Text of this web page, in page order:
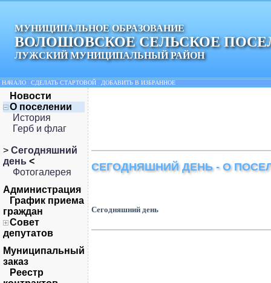
МУНИЦИПАЛЬНОЕ ОБРАЗОВАНИЕ
ВОЛОШОВСКОЕ СЕЛЬСКОЕ
ЛУЖСКИЙ МУНИЦИПАЛЬНЫЙ РАЙОН
НАЧАЛО СДЕЛАТЬ СТАРТОВОЙ ДОБАВИТЬ В ИЗБРАННОЕ
Новости
О поселении
История
Герб и флаг
> Сегодняшний
день <
Фотогалерея
Администрация
График приема
граждан
Совет
депутатов
Муниципальный
заказ
Реестр
СЕГОДНЯШНИЙ ДЕНЬ - О
Сегодняшний день